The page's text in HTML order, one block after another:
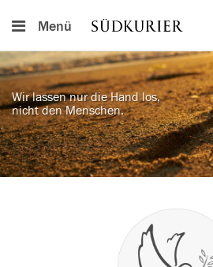
Menü
Wir lassen nur die Hand los,
nicht den Menschen.